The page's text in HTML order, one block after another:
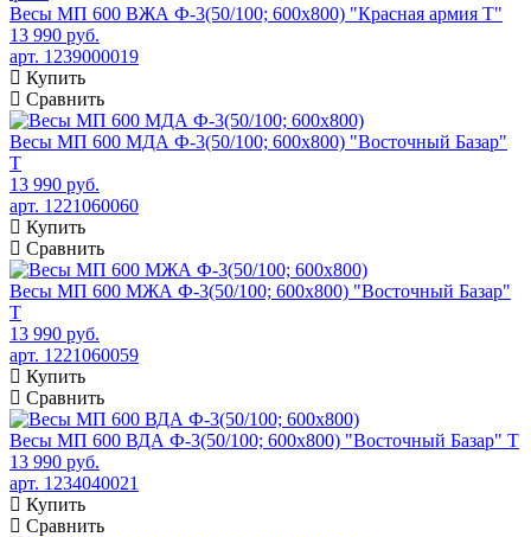
Весы МП 600 ВЖА Ф-3(50/100; 600х800) "Красная армия Т"
13 990 руб.
арт. 1239000019
Купить
Сравнить
Весы МП 600 МДА Ф-3(50/100; 600х800) "Восточный Базар"
Т
13 990 руб.
арт. 1221060060
Купить
Сравнить
Весы МП 600 МЖА Ф-3(50/100; 600х800) "Восточный Базар"
Т
13 990 руб.
арт. 1221060059
Купить
Сравнить
Весы МП 600 ВДА Ф-3(50/100; 600х800) "Восточный Базар" Т
13 990 руб.
арт. 1234040021
Купить
Сравнить